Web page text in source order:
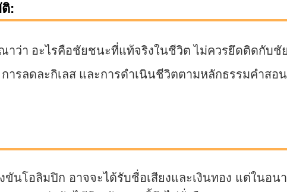
:
าว่า อะไรคือชัยชนะที่แท้จริงในชีวิต ไม่ควรยึดติดกับ
รลดละกิเลส และการดำเนินชีวิตตามหลักธรรมคำสอ
นโอลิมปิก อาจจะได้รับชื่อเสียงและเงินทอง แต่ในอ